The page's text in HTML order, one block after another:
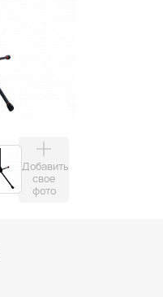
Добавить
свое
фото